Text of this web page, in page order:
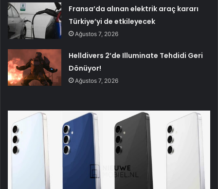
Fransa’da alınan elektrik araç kararı
Türkiye’yi de etkileyecek
Ağustos 7, 2026
Helldivers 2’de Illuminate Tehdidi Geri
Dönüyor!
Ağustos 7, 2026